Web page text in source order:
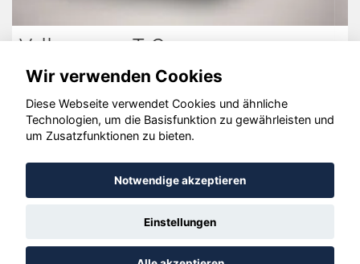
Dacia Bigster
© konjunkturmotor.de GmbH 2020 - 2026
Wir verwenden Cookies
Diese Webseite verwendet Cookies und ähnliche
Technologien, um die Basisfunktion zu gewährleisten und
um Zusatzfunktionen zu bieten.
Notwendige akzeptieren
Einstellungen